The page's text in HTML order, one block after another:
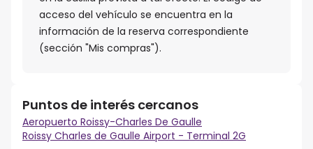
acceso del vehículo se encuentra en la
información de la reserva correspondiente
(sección "Mis compras").
Puntos de interés cercanos
Aeropuerto Roissy-Charles De Gaulle
Roissy Charles de Gaulle Airport - Terminal 2G